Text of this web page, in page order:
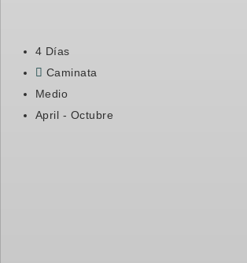
4 Días
Caminata
Medio
April - Octubre